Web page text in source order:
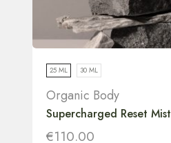
25 ML 30 ML
Organic Body
Supercharged Reset Mist
€110.00